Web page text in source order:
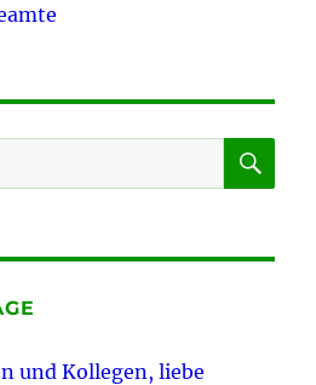
und Kollegen, liebe